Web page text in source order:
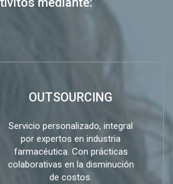
OUTSOURCING
Servicio personalizado, integral
por expertos en industria
farmacéutica. Con prácticas
colaborativas en la disminución
de costos.